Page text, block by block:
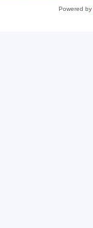
Powered by